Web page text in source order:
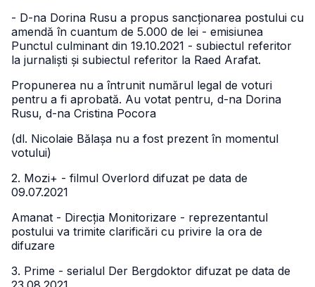
- D-na Dorina Rusu a propus sancționarea postului cu
amendă în cuantum de 5.000 de lei - emisiunea
Punctul culminant din 19.10.2021 - subiectul referitor
la jurnaliști și subiectul referitor la Raed Arafat.
Propunerea nu a întrunit numărul legal de voturi
pentru a fi aprobată. Au votat pentru, d-na Dorina
Rusu, d-na Cristina Pocora
(dl. Nicolaie Bălașa nu a fost prezent în momentul
votului)
2. Mozi+ - filmul Overlord difuzat pe data de
09.07.2021
Amanat - Direcția Monitorizare - reprezentantul
postului va trimite clarificări cu privire la ora de
difuzare
3. Prime - serialul Der Bergdoktor difuzat pe data de